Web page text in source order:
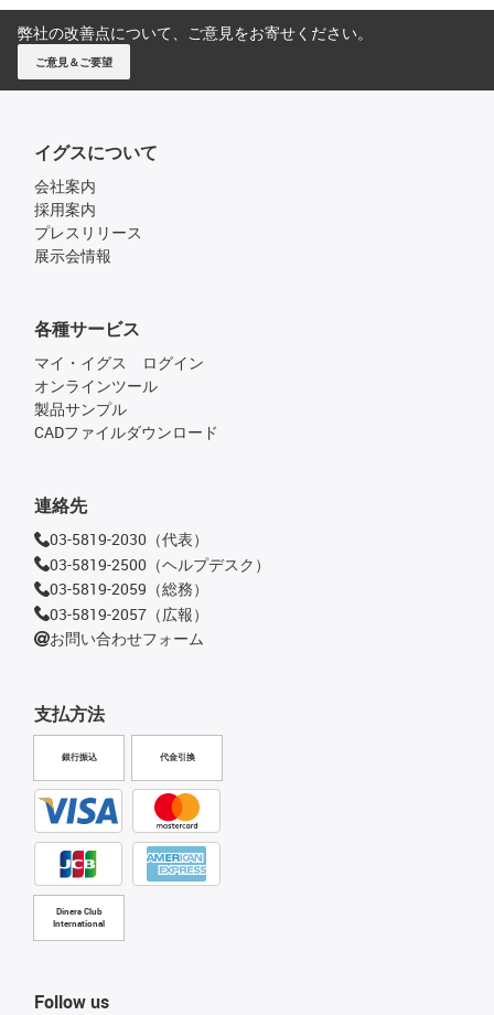
弊社の改善点について、ご意見をお寄せください。
ご意見＆ご要望
イグスについて
会社案内
採用案内
プレスリリース
展示会情報
支払方法
銀行振込 代金引換
Diners Club
International
各種サービス
マイ・イグス ログイン
オンラインツール
製品サンプル
CADファイルダウンロード
連絡先
03-5819-2030（代表）
03-5819-2500（ヘルプデスク）
03-5819-2059（総務）
03-5819-2057（広報）
お問い合わせフォーム
Follow us